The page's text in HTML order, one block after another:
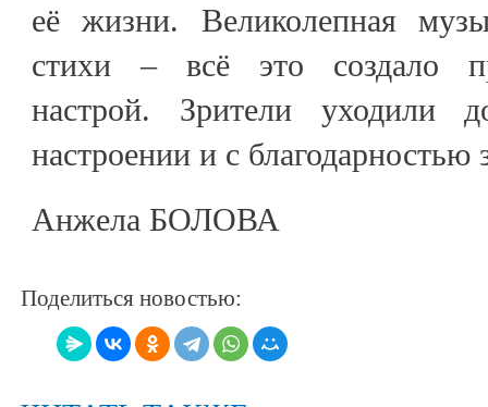
её жизни. Великолепная
стихи – всё это создало
настрой. Зрители уходили
настроении и с благодарностью
Анжела БОЛОВА
Поделиться новостью: